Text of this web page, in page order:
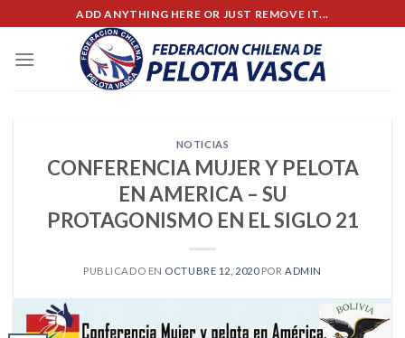
to
content
ADD ANYTHING HERE OR JUST REMOVE IT...
NOTICIAS
CONFERENCIA MUJER Y PELOTA
EN AMERICA – SU
PROTAGONISMO EN EL SIGLO 21
PUBLICADO EN OCTUBRE 12, 2020POR ADMIN